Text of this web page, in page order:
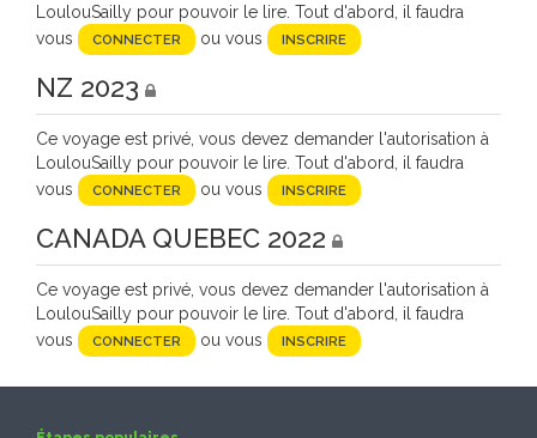
LoulouSailly pour pouvoir le lire. Tout d'abord, il faudra
vous
CONNECTER ou vous INSCRIRE
NZ 2023
Ce voyage est privé, vous devez demander l'autorisation à
LoulouSailly pour pouvoir le lire. Tout d'abord, il faudra
vous
CONNECTER ou vous INSCRIRE
CANADA QUEBEC 2022
Ce voyage est privé, vous devez demander l'autorisation à
LoulouSailly pour pouvoir le lire. Tout d'abord, il faudra
vous
CONNECTER ou vous INSCRIRE